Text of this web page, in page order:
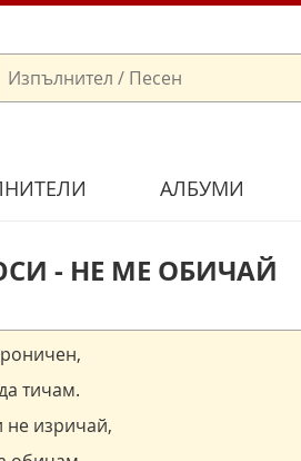
АЛБУМИ
- НЕ МЕ ОБИЧАЙ